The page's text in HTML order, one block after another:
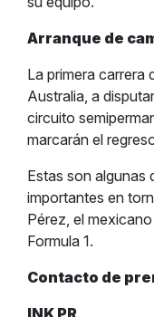
Arranque de
La primera carrera
Australia, a
circuito
marcarán el
Estas son algunas
importantes en
Pérez, el
Formula 1.
Contacto de
INK PR